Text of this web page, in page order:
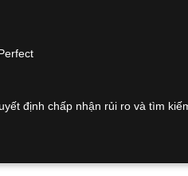
định chấp nhận rủi ro và tìm